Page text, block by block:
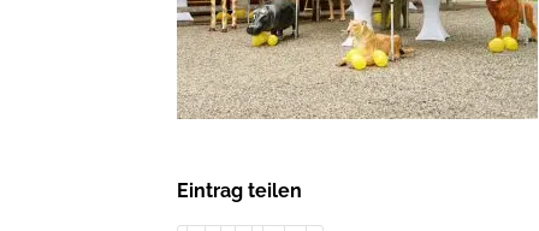
Eintrag teilen